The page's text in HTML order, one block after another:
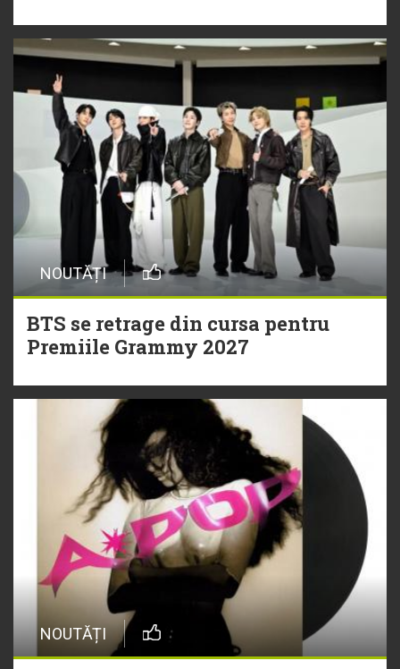
NOUTĂȚI
BTS se retrage din cursa pentru
Premiile Grammy 2027
NOUTĂȚI